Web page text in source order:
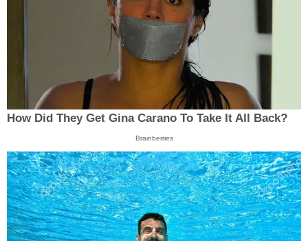
How Did They Get Gina Carano To Take It All Back?
Brainberries